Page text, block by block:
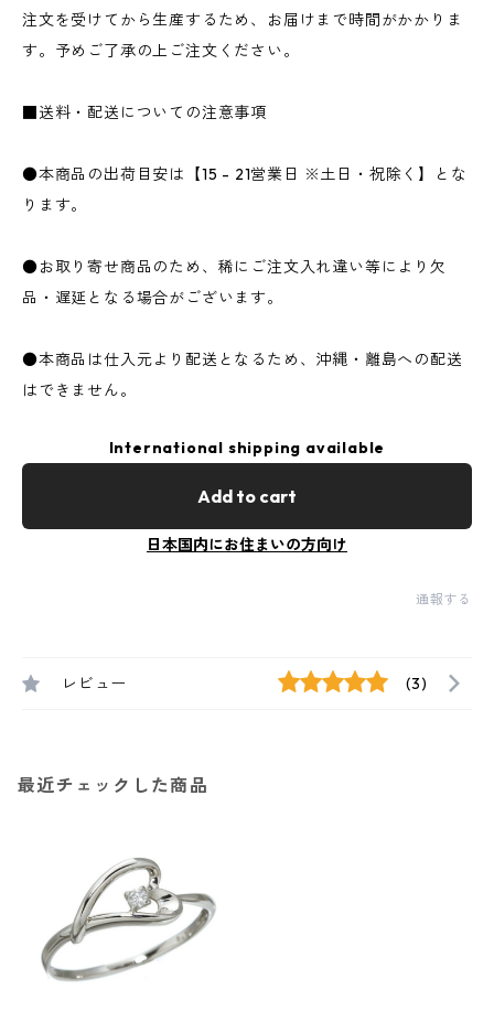
注文を受けてから生産するため、お届けまで時間がかかりま
す。予めご了承の上ご注文ください。
■送料・配送についての注意事項
●本商品の出荷目安は【15 - 21営業日 ※土日・祝除く】とな
ります。
●お取り寄せ商品のため、稀にご注文入れ違い等により欠
品・遅延となる場合がございます。
●本商品は仕入元より配送となるため、沖縄・離島への配送
はできません。
International shipping available
Add to cart
日本国内にお住まいの方向け
通報する
レビュー (3)
最近チェックした商品